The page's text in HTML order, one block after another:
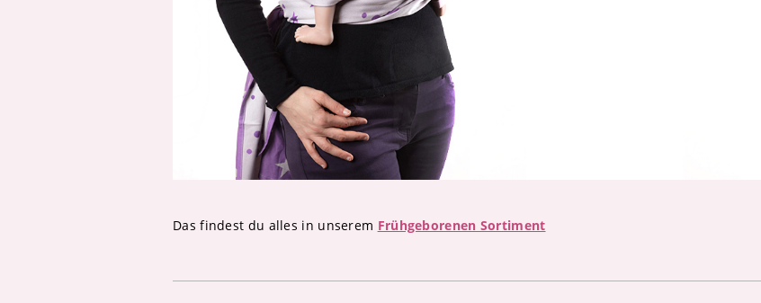
Das findest du alles in unserem Frühgeborenen Sortiment